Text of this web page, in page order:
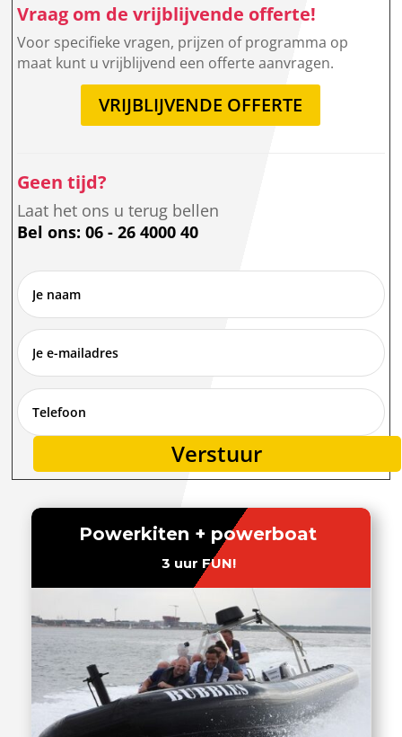
Vraag om de vrijblijvende offerte!
Voor specifieke vragen, prijzen of programma op
maat kunt u vrijblijvend een offerte aanvragen.
VRIJBLIJVENDE OFFERTE
Geen tijd?
Laat het ons u terug bellen
Bel ons: 06 - 26 4000 40
Verstuur
Alternative:
Powerkiten + powerboat
3 uur FUN!